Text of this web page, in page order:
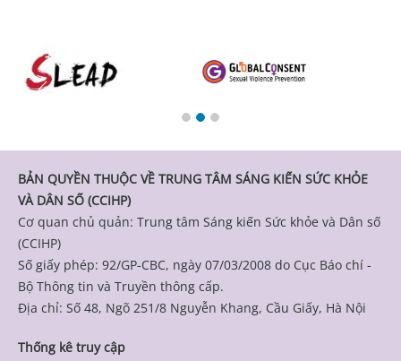
BẢN QUYỀN THUỘC VỀ TRUNG TÂM SÁNG KIẾN SỨC KHỎE
VÀ DÂN SỐ (CCIHP)
Cơ quan chủ quản: Trung tâm Sáng kiến Sức khỏe và Dân số
(CCIHP)
Số giấy phép: 92/GP-CBC, ngày 07/03/2008 do Cục Báo chí -
Bộ Thông tin và Truyền thông cấp.
Địa chỉ: Số 48, Ngõ 251/8 Nguyễn Khang, Cầu Giấy, Hà Nội
Thống kê truy cập